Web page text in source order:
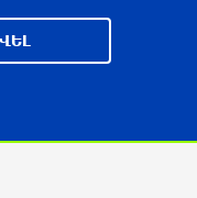
от мандатов и